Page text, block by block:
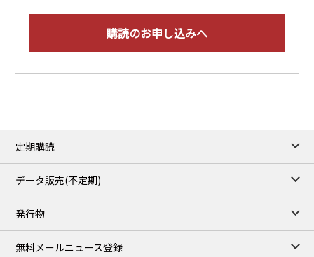
購読のお申し込みへ
定期購読
データ販売(不定期)
発行物
無料メールニュース登録